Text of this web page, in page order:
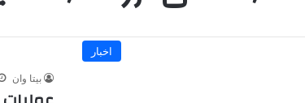
اخبار
بیتا وان